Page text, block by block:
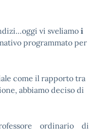
vi sveliamo i
programmato per
come il rapporto tra
abbiamo deciso di
ordinario di